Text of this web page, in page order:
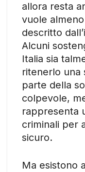
allora resta
vuole
descritto
Alcuni
Italia sia
ritenerlo una
parte della
colpevole,
rappresenta
criminali per
sicuro.
Ma esistono